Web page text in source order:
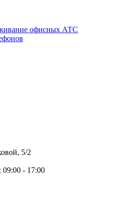
офисных АТС
5/2
- 17:00